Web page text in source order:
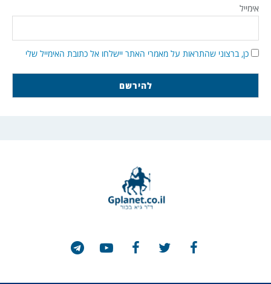
אימייל
כן, ברצוני שהתראות על מאמרי האתר יישלחו אל כתובת האימייל שלי